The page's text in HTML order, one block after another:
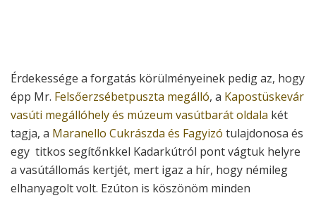
Érdekessége a forgatás körülményeinek pedig az, hogy
épp Mr. Felsőerzsébetpuszta megálló, a Kapostüskevár
vasúti megállóhely és múzeum vasútbarát oldala két
tagja, a Maranello Cukrászda és Fagyizó tulajdonosa és
egy titkos segítőnkkel Kadarkútról pont vágtuk helyre
a vasútállomás kertjét, mert igaz a hír, hogy némileg
elhanyagolt volt. Ezúton is köszönöm minden